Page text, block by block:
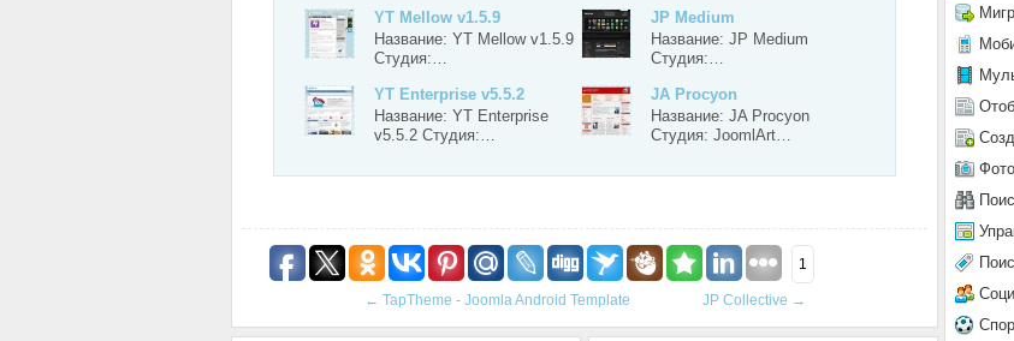
YT Mellow v1.5.9
Название: YT Mellow v1.5.9
Студия:…
JP Medium
Название: JP Medium
Студия:…
YT Enterprise v5.5.2
Название: YT Enterprise
v5.5.2 Студия:…
JA Procyon
Название: JA Procyon
Студия: JoomlArt…
1
← TapTheme - Joomla Android Template JP Collective →